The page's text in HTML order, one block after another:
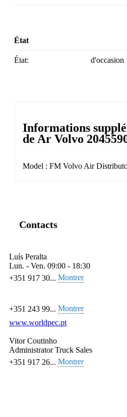
État
État: d'occasion
Informations
de Ar Volvo
Model : FM Volvo Air
Contacts
Luís Peralta
Lun. - Ven. 09:00 - 18:30
+351 917 30... Montrer
+351 243 99... Montrer
www.worldpec.pt
Vitor Coutinho
Administrator Truck Sales
+351 917 26... Montrer